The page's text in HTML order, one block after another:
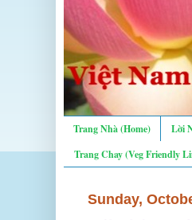
Trang Nhà (Home) Lời
Trang Chay (Veg Friendly
Sunday,